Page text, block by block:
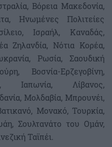
Βόρεια Μακεδονία,
Ηνωμένες Πολιτείες
Ισραήλ, Καναδάς,
Ζηλανδία, Νότια Κορέα,
Ρωσία, Σαουδική
Βοσνία-Ερζεγοβίνη,
Ιαπωνία, Λίβανος,
Μολδαβία, Μπρουνέι,
Μονακό, Τουρκία,
Σουλτανάτο του Ομάν,
Ταϊπέι.